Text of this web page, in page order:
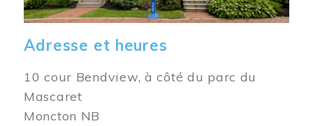
Adresse et heures
10 cour Bendview, à côté du parc du
Mascaret
Moncton NB